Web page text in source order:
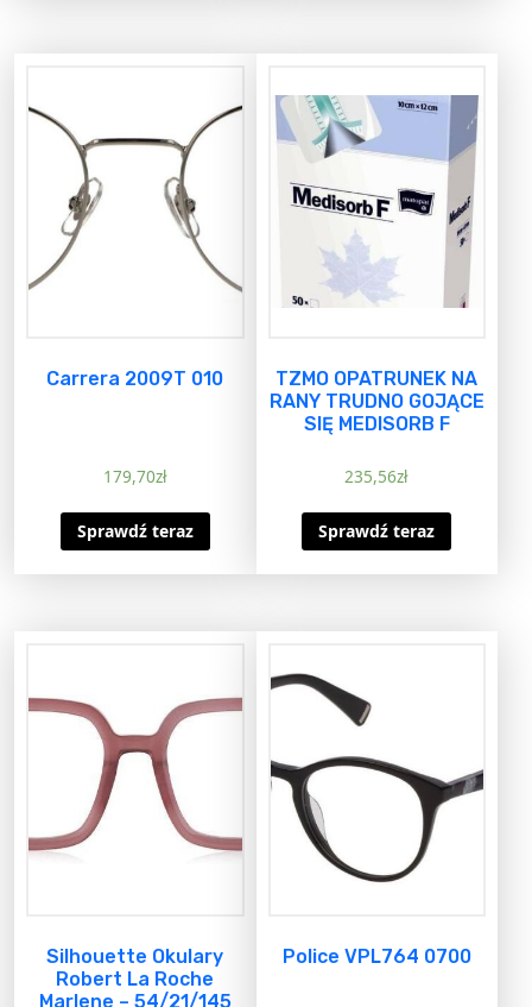
Carrera 2009T 010
179,70zł
Sprawdź teraz
TZMO OPATRUNEK NA
RANY TRUDNO GOJĄCE
SIĘ MEDISORB F
235,56zł
Sprawdź teraz
Silhouette Okulary
Robert La Roche
Marlene – 54/21/145
Police VPL764 0700